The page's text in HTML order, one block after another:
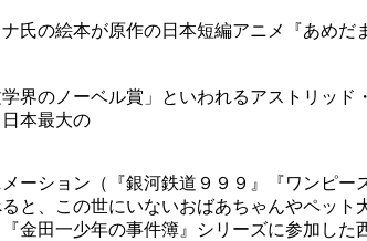
氏の絵本が原作の日本短編アニメ『あめ
学界のノーベル賞」といわれるアストリッ
日本最大の
ーション（『銀河鉄道９９９』『ワンピ
と、この世にいないおばあちゃんやペッ
『金田一少年の事件簿』シリーズに参加